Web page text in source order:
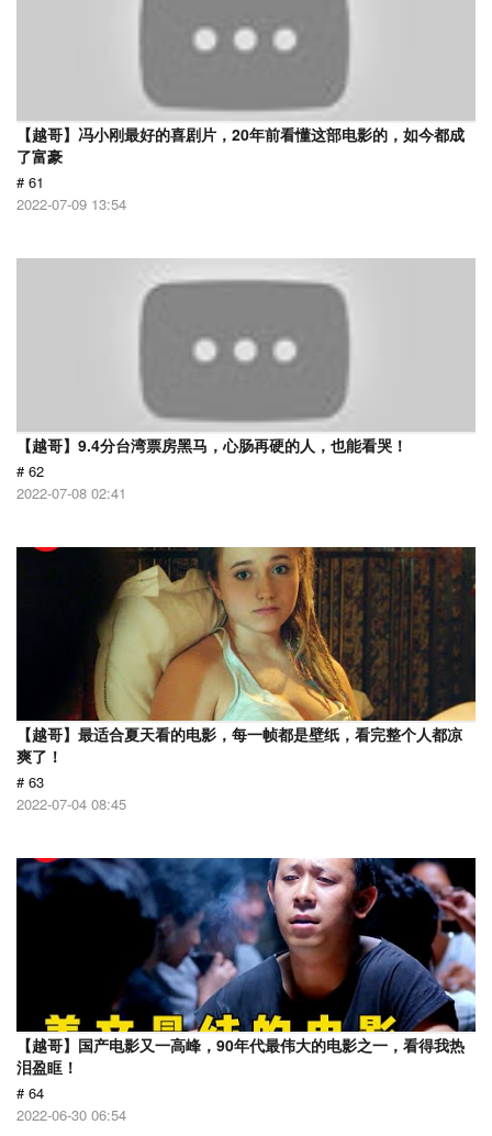
【越哥】冯小刚最好的喜剧片，20年前看懂这部电影的，如今都成
了富豪
# 61
2022-07-09 13:54
【越哥】9.4分台湾票房黑马，心肠再硬的人，也能看哭！
# 62
2022-07-08 02:41
【越哥】最适合夏天看的电影，每一帧都是壁纸，看完整个人都凉
爽了！
# 63
2022-07-04 08:45
【越哥】国产电影又一高峰，90年代最伟大的电影之一，看得我热
泪盈眶！
# 64
2022-06-30 06:54